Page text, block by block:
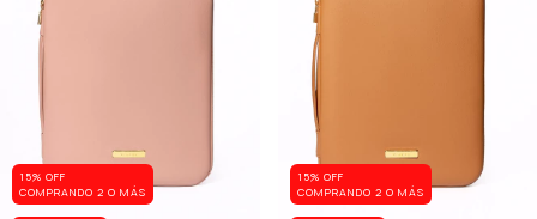
15% OFF
COMPRANDO 2 O MÁS
15% OFF
COMPRANDO 2 O MÁS